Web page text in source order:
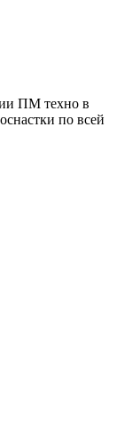
ПМ техно в
по всей